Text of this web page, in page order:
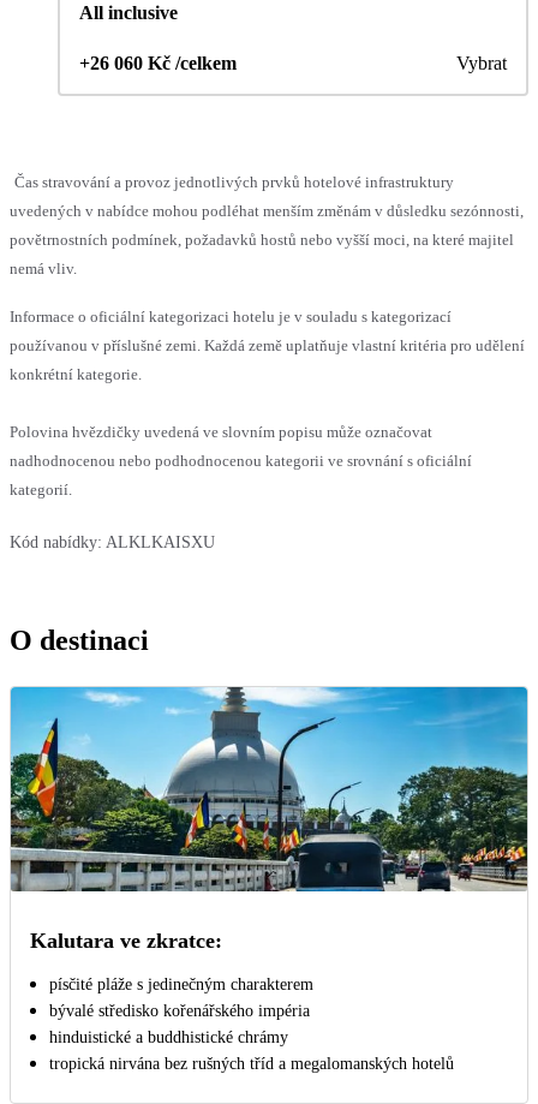
All inclusive
+26 060 Kč /celkem Vybrat
Čas stravování a provoz jednotlivých prvků hotelové infrastruktury
uvedených v nabídce mohou podléhat menším změnám v důsledku sezónnosti,
povětrnostních podmínek, požadavků hostů nebo vyšší moci, na které majitel
nemá vliv.
Informace o oficiální kategorizaci hotelu je v souladu s kategorizací
používanou v příslušné zemi. Každá země uplatňuje vlastní kritéria pro udělení
konkrétní kategorie.
Polovina hvězdičky uvedená ve slovním popisu může označovat
nadhodnocenou nebo podhodnocenou kategorii ve srovnání s oficiální
kategorií.
Kód nabídky: ALKLKAISXU
O destinaci
Kalutara ve zkratce:
písčité pláže s jedinečným charakterem
bývalé středisko kořenářského impéria
hinduistické a buddhistické chrámy
tropická nirvána bez rušných tříd a megalomanských hotelů